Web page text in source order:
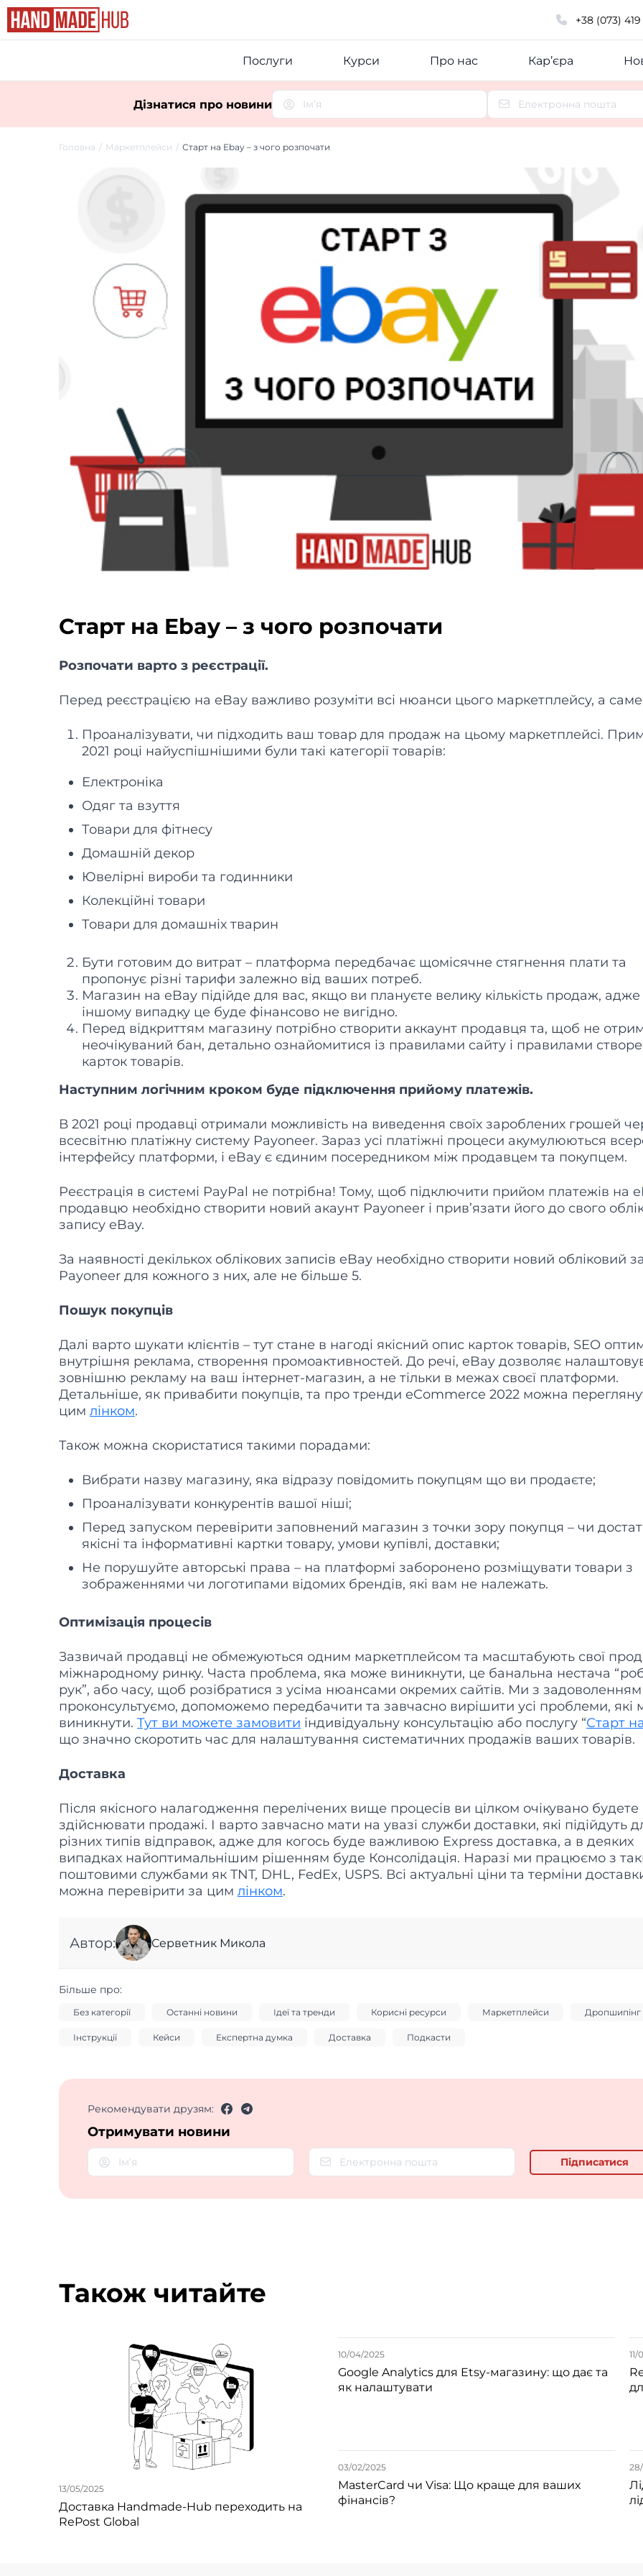
+38 (073)
Послуги Курси Про нас Кар’єра
Дізнатися про новини
Головна Маркетплейси Старт на Ebay – з чого розпочати
Старт на Ebay – з чого розпочати
Розпочати варто з реєстрації.
Перед реєстрацією на eBay важливо розуміти всі нюанси цього маркетплейсу, а
Проаналізувати, чи підходить ваш товар для продаж на цьому маркетплейсі.
2021 році найуспішнішими були такі категорії товарів:
Електроніка
Одяг та взуття
Товари для фітнесу
Домашній декор
Ювелірні вироби та годинники
Колекційні товари
Товари для домашніх тварин
Бути готовим до витрат – платформа передбачає щомісячне стягнення плати та
пропонує різні тарифи залежно від ваших потреб.
Магазин на eBay підійде для вас, якщо ви плануєте велику кількість продаж, адже
іншому випадку це буде фінансово не вигідно.
Перед відкриттям магазину потрібно створити аккаунт продавця та, щоб не
неочікуваний бан, детально ознайомитися із правилами сайту і правилами
карток товарів.
Наступним логічним кроком буде підключення прийому платежів.
В 2021 році продавці отримали можливість на виведення своїх зароблених грошей
всесвітню платіжну систему Payoneer. Зараз усі платіжні процеси акумулюються
інтерфейсу платформи, і eBay є єдиним посередником між продавцем та покупцем.
Реєстрація в системі PayPal не потрібна! Тому, щоб підключити прийом платежів на
продавцю необхідно створити новий акаунт Payoneer і прив’язати його до свого
запису eBay.
За наявності декількох облікових записів eBay необхідно створити новий обліковий
Payoneer для кожного з них, але не більше 5.
Пошук покупців
Далі варто шукати клієнтів – тут стане в нагоді якісний опис карток товарів, SEO
внутрішня реклама, створення промоактивностей. До речі, eBay дозволяє
зовнішню рекламу на ваш інтернет-магазин, а не тільки в межах своєї платформи.
Детальніше, як привабити покупців, та про тренди eCommerce 2022 можна
цим лінком.
Також можна скористатися такими порадами:
Вибрати назву магазину, яка відразу повідомить покупцям що ви продаєте;
Проаналізувати конкурентів вашої ніші;
Перед запуском перевірити заповнений магазин з точки зору покупця – чи
якісні та інформативні картки товару, умови купівлі, доставки;
Не порушуйте авторські права – на платформі заборонено розміщувати товари з
зображеннями чи логотипами відомих брендів, які вам не належать.
Оптимізація процесів
Зазвичай продавці не обмежуються одним маркетплейсом та масштабують свої
міжнародному ринку. Часта проблема, яка може виникнути, це банальна нестача
рук”, або часу, щоб розібратися з усіма нюансами окремих сайтів. Ми з
проконсультуємо, допоможемо передбачити та завчасно вирішити усі проблеми, які
виникнути. Тут ви можете замовити індивідуальну консультацію або послугу “Старт
що значно скоротить час для налаштування систематичних продажів ваших товарів.
Доставка
Після якісного налагодження перелічених вище процесів ви цілком очікувано будете
здійснювати продажі. І варто завчасно мати на увазі служби доставки, які підійдуть
різних типів відправок, адже для когось буде важливою Express доставка, а в деяких
випадках найоптимальнішим рішенням буде Консолідація. Наразі ми працюємо з
поштовими службами як TNT, DHL, FedEx, USPS. Всі актуальні ціни та терміни
можна перевірити за цим лінком.
Автор: Серветник Микола
Більше про:
Без категорії Останні новини Ідеї та тренди Корисні ресурси Маркетплейси Дропшипінг
Інструкції Кейси Експертна думка Доставка Подкасти
Рекомендувати друзям:
Отримувати новини
Також читайте
13/05/2025
Доставка Handmade-Hub переходить на
RePost Global
10/04/2025
Google Analytics для Etsy-магазину: що дає та
як налаштувати
11/
03/02/2025
MasterCard чи Visa: Що краще для ваших
фінансів?